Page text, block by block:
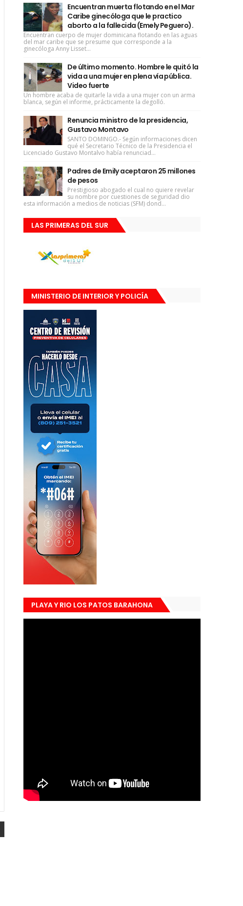
Encuentran muerta flotando en el Mar
Caribe ginecóloga que le practico
aborto a la fallecida (Emely Peguero).
Encuentran cuerpo de mujer dominicana flotando en las aguas
del mar caribe que se presume que corresponde a la
ginecóloga Anny Lisset...
De último momento. Hombre le quitó la
vida a una mujer en plena vía pública.
Video fuerte
Un hombre acaba de quitarle la vida a una mujer con un arma
blanca, según el informe, prácticamente la degolló.
Renuncia ministro de la presidencia,
Gustavo Montavo
SANTO DOMINGO.- Según informaciones dicen
qué el Secretario Técnico de la Presidencia el
Licenciado Gustavo Montalvo había renunciad...
Padres de Emily aceptaron 25 millones
de pesos
Prestigioso abogado el cual no quiere revelar
su nombre por cuestiones de seguridad dio
esta información a medios de noticias (SFM) dond...
LAS PRIMERAS DEL SUR
MINISTERIO DE INTERIOR Y POLICÍA
PLAYA Y RIO LOS PATOS BARAHONA